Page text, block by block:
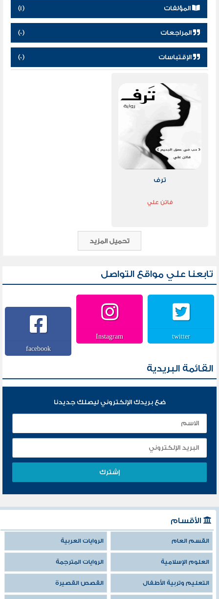
المؤلفات (1)
المراجعات (0)
الإقتباسات (0)
ترف
فاتن علي
تحميل المزيد
تابعنا علي مواقع التواصل
twitter
Instagram
facebook
القائمة البريدية
ضع بريدك الإلكتروني ليصلك جديدنا
الأقسام
القسم العام الروايات العربية
العلوم الإسلامية الروايات المترجمة
التعليم وتربية الأطفال القصص القصيرة